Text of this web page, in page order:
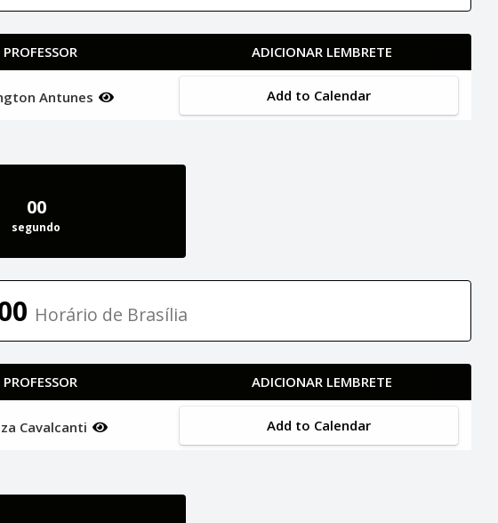
PROFESSOR ADICIONAR LEMBRETE
Antunes Add to Calendar
00
segundo
Horário de Brasília
PROFESSOR ADICIONAR LEMBRETE
Cavalcanti Add to Calendar